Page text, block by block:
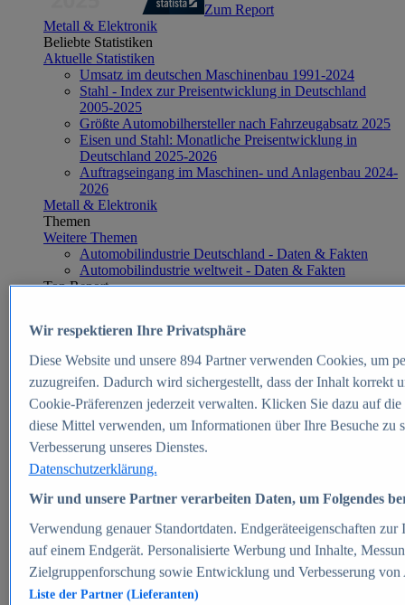
Zum Report
Metall & Elektronik
Beliebte Statistiken
Aktuelle Statistiken
Umsatz im deutschen Maschinenbau 1991-2024
Stahl - Index zur Preisentwicklung in Deutschland
2005-2025
Größte Automobilhersteller nach Fahrzeugabsatz 2025
Eisen und Stahl: Monatliche Preisentwicklung in
Deutschland 2025-2026
Auftragseingang im Maschinen- und Anlagenbau 2024-
2026
Metall & Elektronik
Themen
Weitere Themen
Automobilindustrie Deutschland - Daten & Fakten
Automobilindustrie weltweit - Daten & Fakten
Top Report
Zum Report
E-commerce
Beliebte Statistiken
Aktuelle Statistiken
E-Commerce - Entwicklung des Umsatzes in
Deutschland 1999-2025
Umsatz von Amazon in Deutschland und weltweit
2010-2025
B2C-E-Commerce: Top-50 Online Shops in
Deutschland 2024
Marktanteile von Online-Zahlungsverfahren in
Deutschland 2024
Umsatzstarke Warengruppen im Online-Handel in
Deutschland 2023-2025
Wir respektieren Ihre Privatsphäre
Diese Website und unsere 894Partner verwenden Cookies, um
zuzugreifen. Dadurch wird sichergestellt, dass der Inhalt korrekt
Cookie-Präferenzen jederzeit verwalten. Klicken Sie dazu auf
diese Mittel verwenden, um Informationen über Ihre Besuche
Verbesserung unseres Dienstes.
Datenschutzerklärung.
Wir und unsere Partner verarbeiten Daten, um Folgendes
Verwendung genauer Standortdaten. Endgeräteeigenschaften
auf einem Endgerät. Personalisierte Werbung und Inhalte,
Zielgruppenforschung sowie Entwicklung und Verbesserung von
Liste der Partner (Lieferanten)